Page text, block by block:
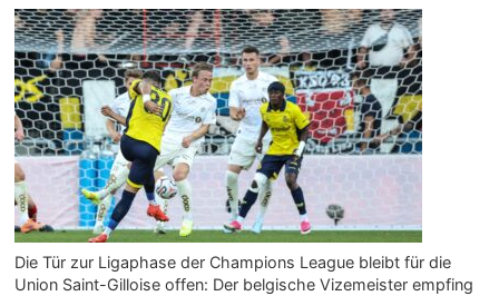
Die Tür zur Ligaphase der Champions League bleibt für die
Union Saint-Gilloise offen: Der belgische Vizemeister empfing